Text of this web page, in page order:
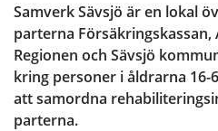
Samverk Sävsjö är en lokal
parterna
Regionen och Sävsjö
kring personer i åldrarna 16-
att samordna
parterna.